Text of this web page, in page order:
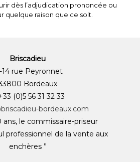
dès l’adjudication prononcée ou
quelque raison que ce soit.
Briscadieu
14 rue Peyronnet
Bordeaux
(0)5 56 31 32 33
bordeaux.com
ans, le commissaire-priseur
professionnel de la vente aux
enchères ”